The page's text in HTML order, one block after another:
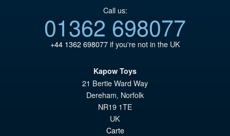
Call us:
01362 698077
+44 1362 698077if you're not in the UK
Kapow Toys
21 Bertie Ward Way
Dereham, Norfolk
NR19 1TE
UK
Carte